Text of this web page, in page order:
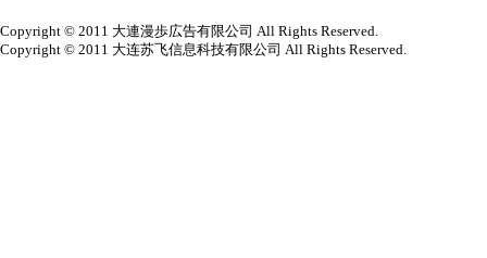
Copyright © 2011 大連漫歩広告有限公司 All Rights Reserved.
Copyright © 2011 大连苏飞信息科技有限公司 All Rights Reserved.